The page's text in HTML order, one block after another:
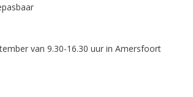
van 9.30-16.30 uur in Amersfoort